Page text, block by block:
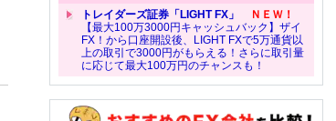
トレイダーズ証券「LIGHT FX」
ＮＥＷ！
【最大100万3000円キャッシュバック】ザイ
FX！から口座開設後、LIGHT FXで5万通貨以
上の取引で3000円がもらえる！さらに取引量
に応じて最大100万円のチャンスも！